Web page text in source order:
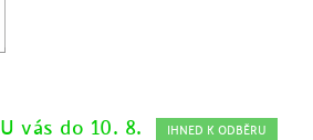
U vás do 10. 8. IHNED K ODBĚRU